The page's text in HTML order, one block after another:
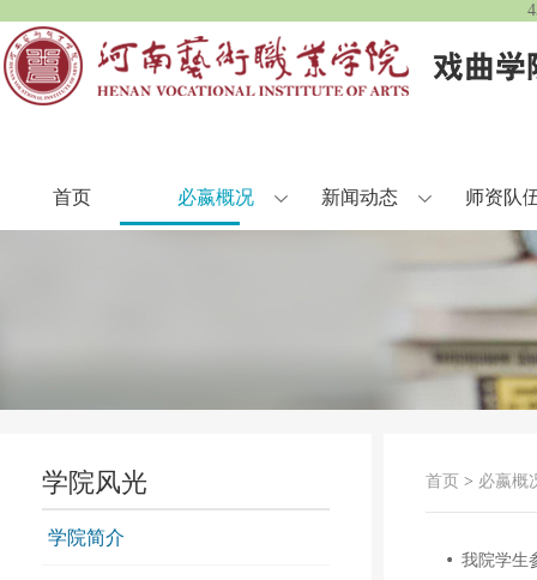
首页 必嬴概况 新闻动态 师资队
学院风光
学院简介
首页 > 必嬴概
我院学生